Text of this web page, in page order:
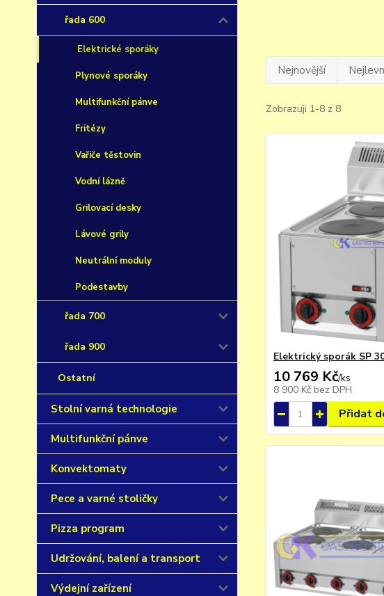
řada 600
Elektrické sporáky
Plynové sporáky
Multifunkční pánve
Fritézy
Vařiče těstovin
Vodní lázně
Grilovací desky
Lávové grily
Neutrální moduly
Podestavby
řada 700
řada 900
Ostatní
Stolní varná technologie
Multifunkční pánve
Konvektomaty
Pece a varné stoličky
Pizza program
Udržování, balení a transport
Výdejní zařízení
Nejnovější
Zobrazuji 1-8 z 8
Elektrický sporák SP
10 769 Kč/ks
8 900 Kč bez DPH
Přidat